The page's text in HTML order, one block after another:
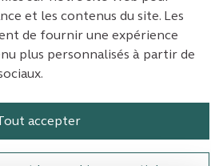
et les contenus du site. Les
de fournir une expérience
plus personnalisés à partir de
accepter
des cookies
de participation de la
Plateforme de participation de la
Plateforme de participation
Plateforme de